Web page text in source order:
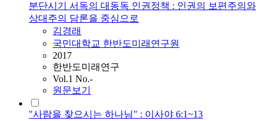
분단시기 서독의 대동독 인권정책 : 인권의 보편주의와
상대주의 담론을 중심으로
김경래
국민대학교 한반도미래연구원
2017
한반도미래연구
Vol.1 No.-
원문보기
"사람을 찾으시는 하나님" : 이사야 6:1~13